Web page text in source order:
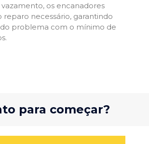
os encanadores
reparo necessário, garantindo
do problema com o mínimo de
para começar?